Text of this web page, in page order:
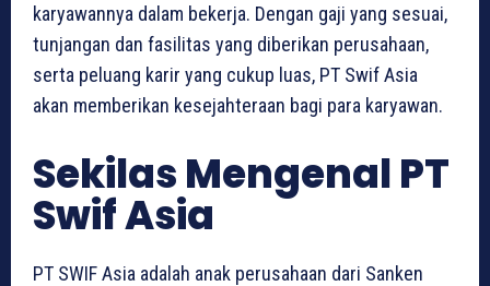
karyawannya dalam bekerja. Dengan gaji yang sesuai,
tunjangan dan fasilitas yang diberikan perusahaan,
serta peluang karir yang cukup luas, PT Swif Asia
akan memberikan kesejahteraan bagi para karyawan.
Sekilas Mengenal PT
Swif Asia
PT SWIF Asia adalah anak perusahaan dari Sanken